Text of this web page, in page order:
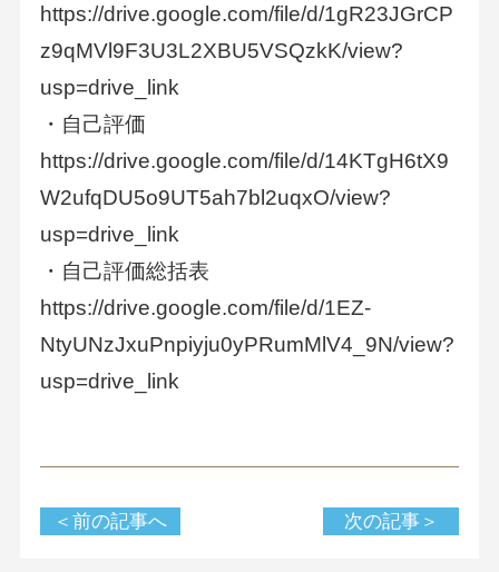
https://drive.google.com/file/d/1gR23JGrCP
z9qMVl9F3U3L2XBU5VSQzkK/view?
usp=drive_link
・自己評価
https://drive.google.com/file/d/14KTgH6tX9
W2ufqDU5o9UT5ah7bl2uqxO/view?
usp=drive_link
・自己評価総括表
https://drive.google.com/file/d/1EZ-
NtyUNzJxuPnpiyju0yPRumMlV4_9N/view?
usp=drive_link
＜前の記事へ 次の記事＞